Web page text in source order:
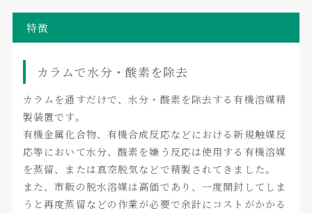
特徴
カラムで水分・酸素を除去
カラムを通すだけで、水分・酸素を除去する有機溶媒精
製装置です。
有機金属化合物、有機合成反応などにおける新規触媒反
応等において水分、酸素を嫌う反応は使用する有機溶媒
を蒸留、または真空脱気などで精製されてきました。
また、市販の脱水溶媒は高価であり、一度開封してしま
うと再度蒸留などの作業が必要で余計にコストがかかる